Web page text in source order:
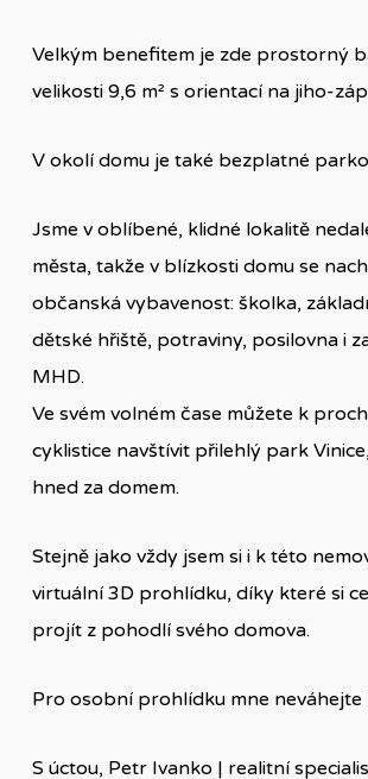
Velkým benefitem je zde prostorný
velikosti 9,6 m² s orientací na jiho-
V okolí domu je také bezplatné
Jsme v oblíbené, klidné lokalitě
města, takže v blízkosti domu se
občanská vybavenost: školka,
dětské hřiště, potraviny, posilovna i
MHD.
Ve svém volném čase můžete k
cyklistice navštívit přilehlý park
hned za domem.
Stejně jako vždy jsem si i k této
virtuální 3D prohlídku, díky které si
projít z pohodlí svého domova.
Pro osobní prohlídku mne
S úctou, Petr Ivanko | realitní